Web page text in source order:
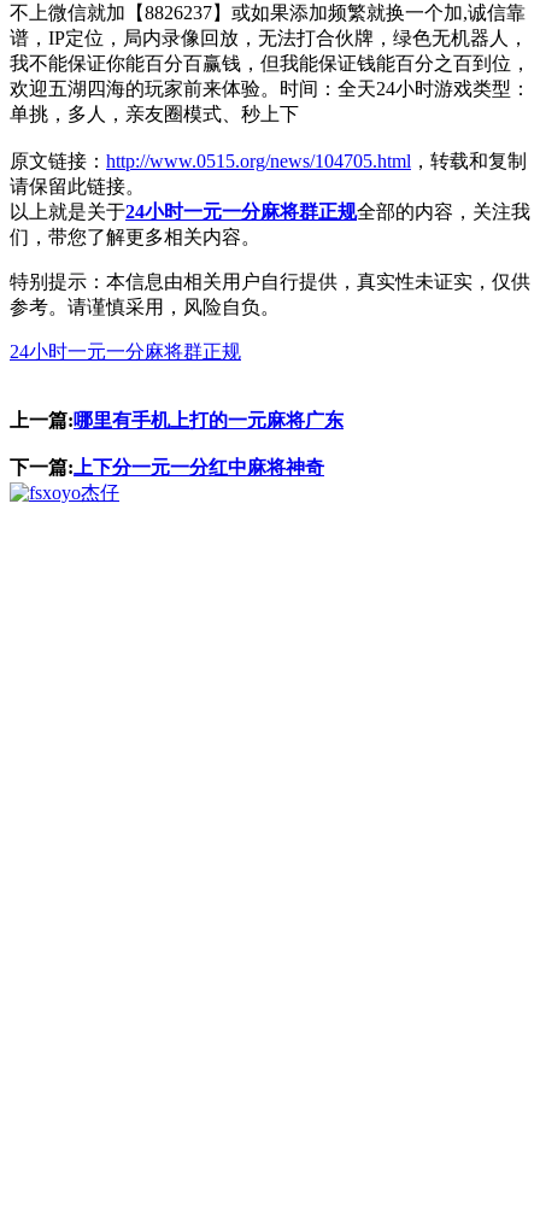
不上微信就加【8826237】或如果添加频繁就换一个加,诚信靠
谱，IP定位，局内录像回放，无法打合伙牌，绿色无机器人，
我不能保证你能百分百赢钱，但我能保证钱能百分之百到位，
欢迎五湖四海的玩家前来体验。时间：全天24小时游戏类型：
单挑，多人，亲友圈模式、秒上下
原文链接： http://www.0515.org/news/104705.html ，转载和复制
请保留此链接。
以上就是关于24小时一元一分麻将群正规全部的内容，关注我
们，带您了解更多相关内容。
特别提示：本信息由相关用户自行提供，真实性未证实，仅供
参考。请谨慎采用，风险自负。
24小时一元一分麻将群正规
上一篇:哪里有手机上打的一元麻将广东
下一篇: 上下分一元一分红中麻将神奇
杰仔